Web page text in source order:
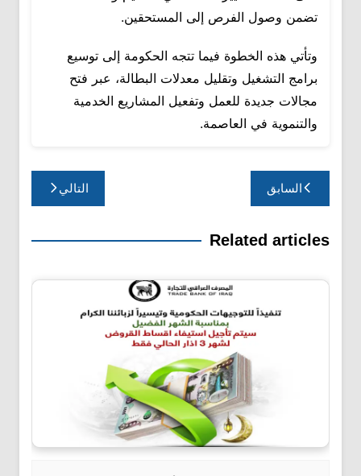
تضمن وصول الفرص إلى المستحقين.
وتأتي هذه الخطوة فيما تتجه الحكومة إلى توسيع
برامج التشغيل وتقليل معدلات البطالة، عبر فتح
مجالات جديدة للعمل وتفعيل المشاريع الخدمية
والتنموية في العاصمة.
تصفّح
المقالات
السابق التالي
Related articles